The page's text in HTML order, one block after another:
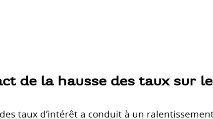
de la hausse des taux sur
taux d’intérêt a conduit à un